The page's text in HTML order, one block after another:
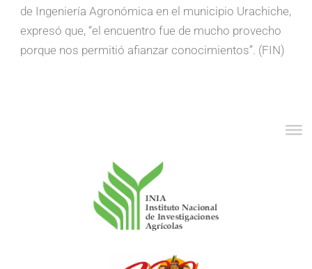
de Ingeniería Agronómica en el municipio Urachiche,
expresó que, “el encuentro fue de mucho provecho
porque nos permitió afianzar conocimientos”. (FIN)